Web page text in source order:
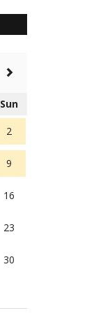
Sun
2
9
16
23
30